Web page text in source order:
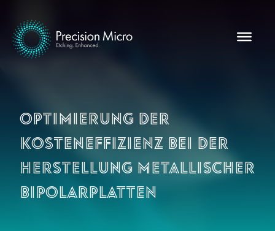
Optimierung der
Kosteneffizienz bei der
Herstellung metallischer
Bipolarplatten